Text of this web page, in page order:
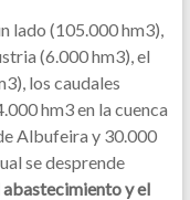
lado (105.000 hm3),
(6.000 hm3), el
los caudales
hm3 en la cuenca
Albufeira y 30.000
se desprende
y el